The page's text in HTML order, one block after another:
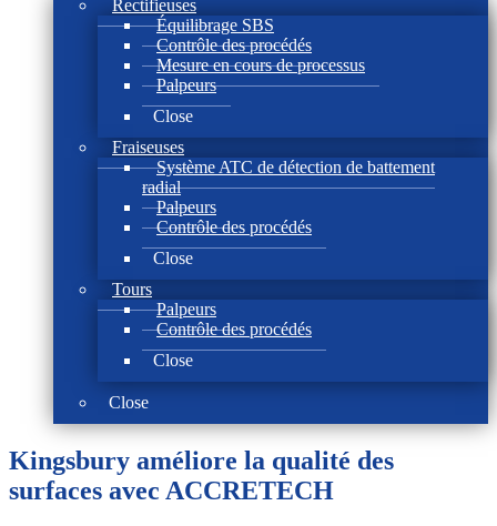
Rectifieuses
Équilibrage SBS
Contrôle des procédés
Mesure en cours de processus
Palpeurs
Close
Fraiseuses
Système ATC de détection de battement
radial
Palpeurs
Contrôle des procédés
Close
Tours
Palpeurs
Contrôle des procédés
Close
Close
Kingsbury améliore la qualité des
surfaces avec ACCRETECH